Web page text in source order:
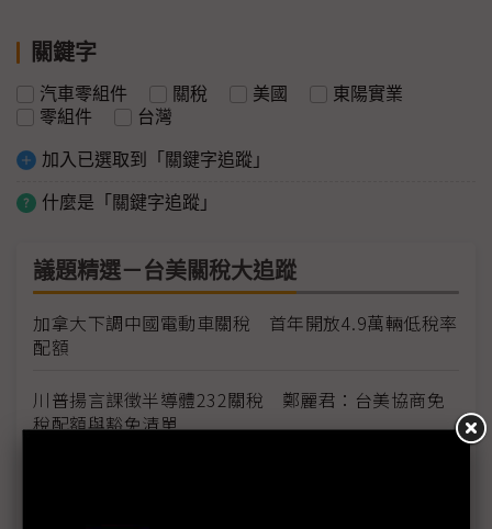
關鍵字
汽車零組件 關稅 美國
東陽實業
零組件
台灣
加入已選取到「關鍵字追蹤」
什麼是「關鍵字追蹤」
議題精選－台美關稅大追蹤
加拿大下調中國電動車關稅 首年開放4.9萬輛低稅率
配額
川普揚言課徵半導體232關稅 鄭麗君：台美協商免
稅配額與豁免清單